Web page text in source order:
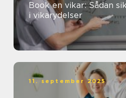
Book en vikar: Sådan
i vikarydelser
11. september 2025